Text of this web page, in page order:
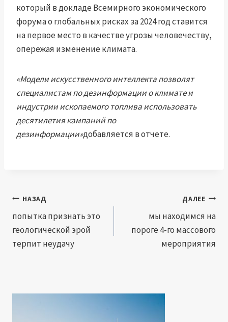
который в докладе Всемирного экономического
форума о глобальных рисках за 2024 год ставится
на первое место в качестве угрозы человечеству,
опережая изменение климата.
«Модели искусственного интеллекта позволят
специалистам по дезинформации о климате и
индустрии ископаемого топлива использовать
десятилетия кампаний по
дезинформации»добавляется в отчете.
Навигация
по
записям
НАЗАД
попытка признать это
геологической эрой
терпит неудачу
ДАЛЕЕ
мы находимся на
пороге 4-го массового
мероприятия